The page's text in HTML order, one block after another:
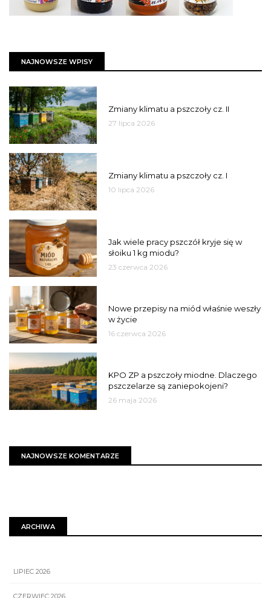
NAJNOWSZE WPISY
Zmiany klimatu a pszczoły cz. II
27 lipca 2026
Zmiany klimatu a pszczoły cz. I
10 lipca 2026
Jak wiele pracy pszczół kryje się w
słoiku 1 kg miodu?
23 czerwca 2026
Nowe przepisy na miód właśnie weszły
w życie
16 czerwca 2026
KPO ZP a pszczoły miodne. Dlaczego
pszczelarze są zaniepokojeni?
26 maja 2026
NAJNOWSZE KOMENTARZE
ARCHIWA
LIPIEC 2026